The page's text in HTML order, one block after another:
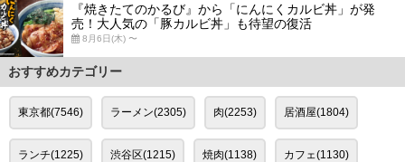
『焼きたてのかるび』から「にんにくカルビ丼」が発
売！大人気の「豚カルビ丼」も待望の復活
8月6日(木) 〜
おすすめカテゴリー
東京都(7546) ラーメン(2305) 肉(2253) 居酒屋(1804)
ランチ(1225) 渋谷区(1215) 焼肉(1138) カフェ(1130)